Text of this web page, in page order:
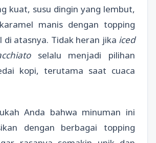
kuat, susu dingin yang lembut,
manis dengan topping
di atasnya. Tidak heran jika iced
selalu menjadi pilihan
kopi, terutama saat cuaca
Anda bahwa minuman ini
dengan berbagai topping